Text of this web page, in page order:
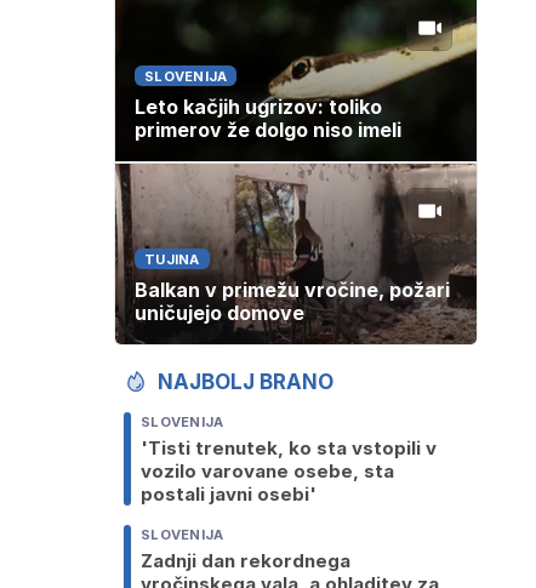
SLOVENIJA
Leto kačjih ugrizov: toliko
primerov že dolgo niso imeli
TUJINA
Balkan v primežu vročine, požari
uničujejo domove
NAJBOLJ BRANO
SLOVENIJA
'Tisti trenutek, ko sta vstopili v
vozilo varovane osebe, sta
postali javni osebi'
SLOVENIJA
Zadnji dan rekordnega